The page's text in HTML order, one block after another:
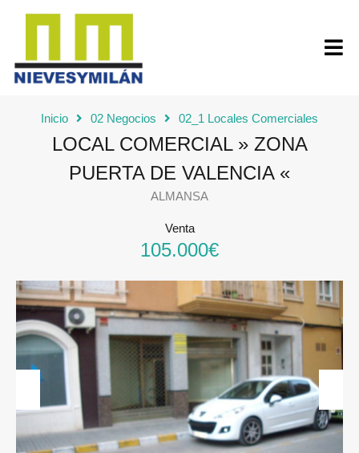
Inicio 02 Negocios 02_1 Locales Comerciales
LOCAL COMERCIAL » ZONA
PUERTA DE VALENCIA «
ALMANSA
Venta
105.000€
Next